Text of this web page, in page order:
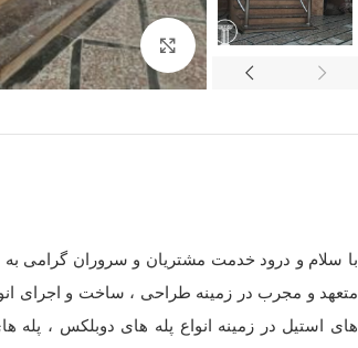
برای بزرگنمایی کلیک
با سلام و درود خدمت مشتریان و سروران گرامی
متعهد و مجرب در زمینه طراحی ، ساخت و اجرای
های استیل در زمینه انواع پله های دوبلکس ،